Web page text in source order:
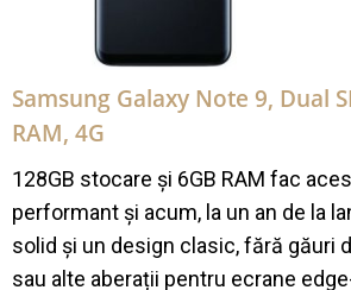
Samsung Galaxy Note 9, Dual
RAM, 4G
128GB stocare și 6GB RAM fac
performant și acum, la un an de la
solid și un design clasic, fără găuri
sau alte aberații pentru ecrane